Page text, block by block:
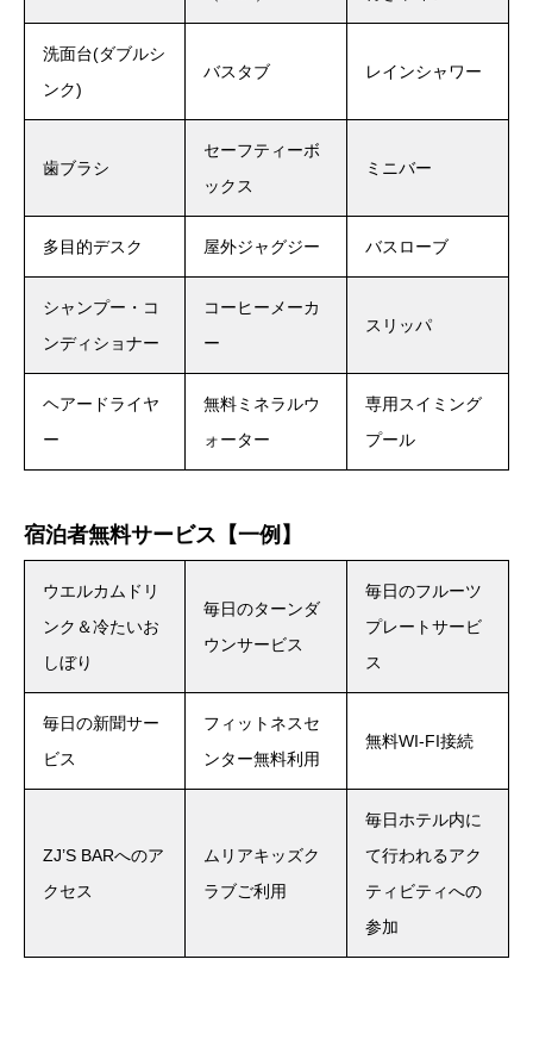
洗面台(ダブルシ
ンク)
バスタブ レインシャワー
歯ブラシ
セーフティーボ
ックス
ミニバー
多目的デスク 屋外ジャグジー バスローブ
シャンプー・コ
ンディショナー
コーヒーメーカ
ー
スリッパ
ヘアードライヤ
ー
無料ミネラルウ
ォーター
専用スイミング
プール
宿泊者無料サービス【一例】
ウエルカムドリ
ンク＆冷たいお
しぼり
毎日のターンダ
ウンサービス
毎日のフルーツ
プレートサービ
ス
毎日の新聞サー
ビス
フィットネスセ
ンター無料利用
無料WI-FI接続
ZJ’S BARへのア
クセス
ムリアキッズク
ラブご利用
毎日ホテル内に
て行われるアク
ティビティへの
参加